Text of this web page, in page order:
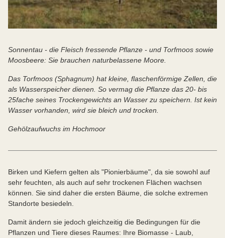
Sonnentau - die Fleisch fressende Pflanze - und Torfmoos sowie
Moosbeere: Sie brauchen naturbelassene Moore.
Das Torfmoos (Sphagnum) hat kleine, flaschenförmige Zellen, die
als Wasserspeicher dienen. So vermag die Pflanze das 20- bis
25fache seines Trockengewichts an Wasser zu speichern. Ist kein
Wasser vorhanden, wird sie bleich und trocken.
Gehölzaufwuchs im Hochmoor
Birken und Kiefern gelten als "Pionierbäume", da sie sowohl auf
sehr feuchten, als auch auf sehr trockenen Flächen wachsen
können. Sie sind daher die ersten Bäume, die solche extremen
Standorte besiedeln.
Damit ändern sie jedoch gleichzeitig die Bedingungen für die
Pflanzen und Tiere dieses Raumes: Ihre Biomasse - Laub,